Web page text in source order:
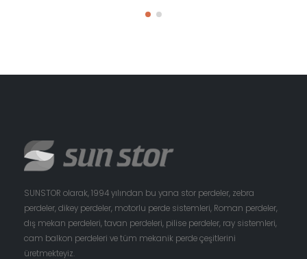
SUNSTOR olarak, 1994 yılından bu yana stor perdeler, zebra
perdeler, dikey perdeler, motorlu perde sistemleri, Roman perdeler,
dış mekan perdeleri, tavan perdeleri, pilise perdeler, ray sistemleri,
cam balkon perdeleri ve tüm mekanik perde çeşitlerini
üretmekteyiz.